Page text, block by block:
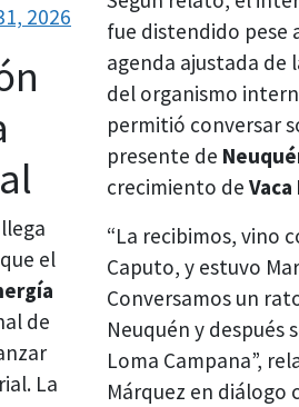
2026
llega
el
de
La
fue distendido pese
agenda ajustada de
del organismo
permitió conversar
presente de
crecimiento de
“La recibimos, vino
Caputo, y estuvo
Conversamos un
Neuquén y después
Loma Campana”,
Márquez en diálogo